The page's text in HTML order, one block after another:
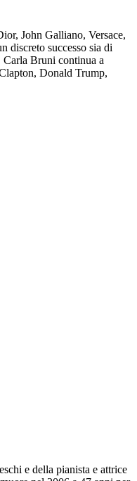
John Galliano, Versace,
discreto successo sia di
Bruni continua a
Donald Trump,
e della pianista e attrice